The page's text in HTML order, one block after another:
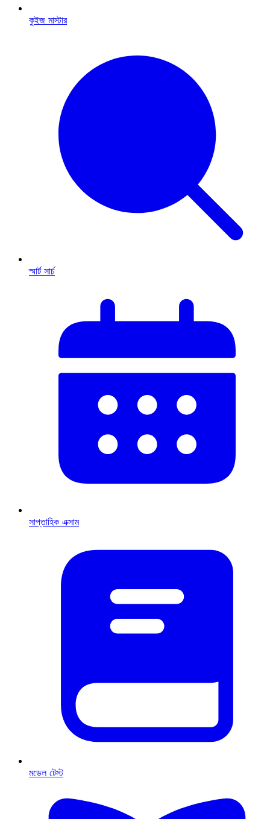
কুইজ মাস্টার
স্মার্ট সার্চ
সাপ্তাহিক এক্সাম
মডেল টেস্ট